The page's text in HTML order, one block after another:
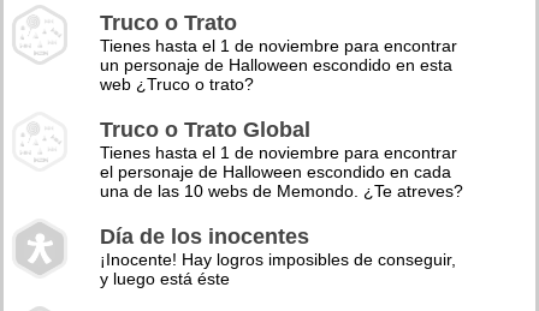
Truco o Trato
Tienes hasta el 1 de noviembre para encontrar
un personaje de Halloween escondido en esta
web ¿Truco o trato?
Truco o Trato Global
Tienes hasta el 1 de noviembre para encontrar
el personaje de Halloween escondido en cada
una de las 10 webs de Memondo. ¿Te atreves?
Día de los inocentes
¡Inocente! Hay logros imposibles de conseguir,
y luego está éste